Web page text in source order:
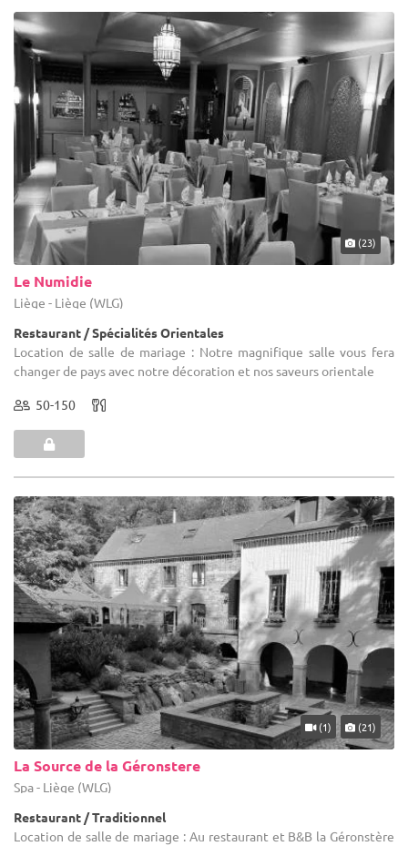
(23)
Le Numidie
Liège - Liège (WLG)
Restaurant / Spécialités Orientales
Location de salle de mariage : Notre magnifique salle vous fera
changer de pays avec notre décoration et nos saveurs orientale
50-150
(1) (21)
La Source de la Géronstere
Spa - Liège (WLG)
Restaurant / Traditionnel
Location de salle de mariage : Au restaurant et B&B la Géronstère